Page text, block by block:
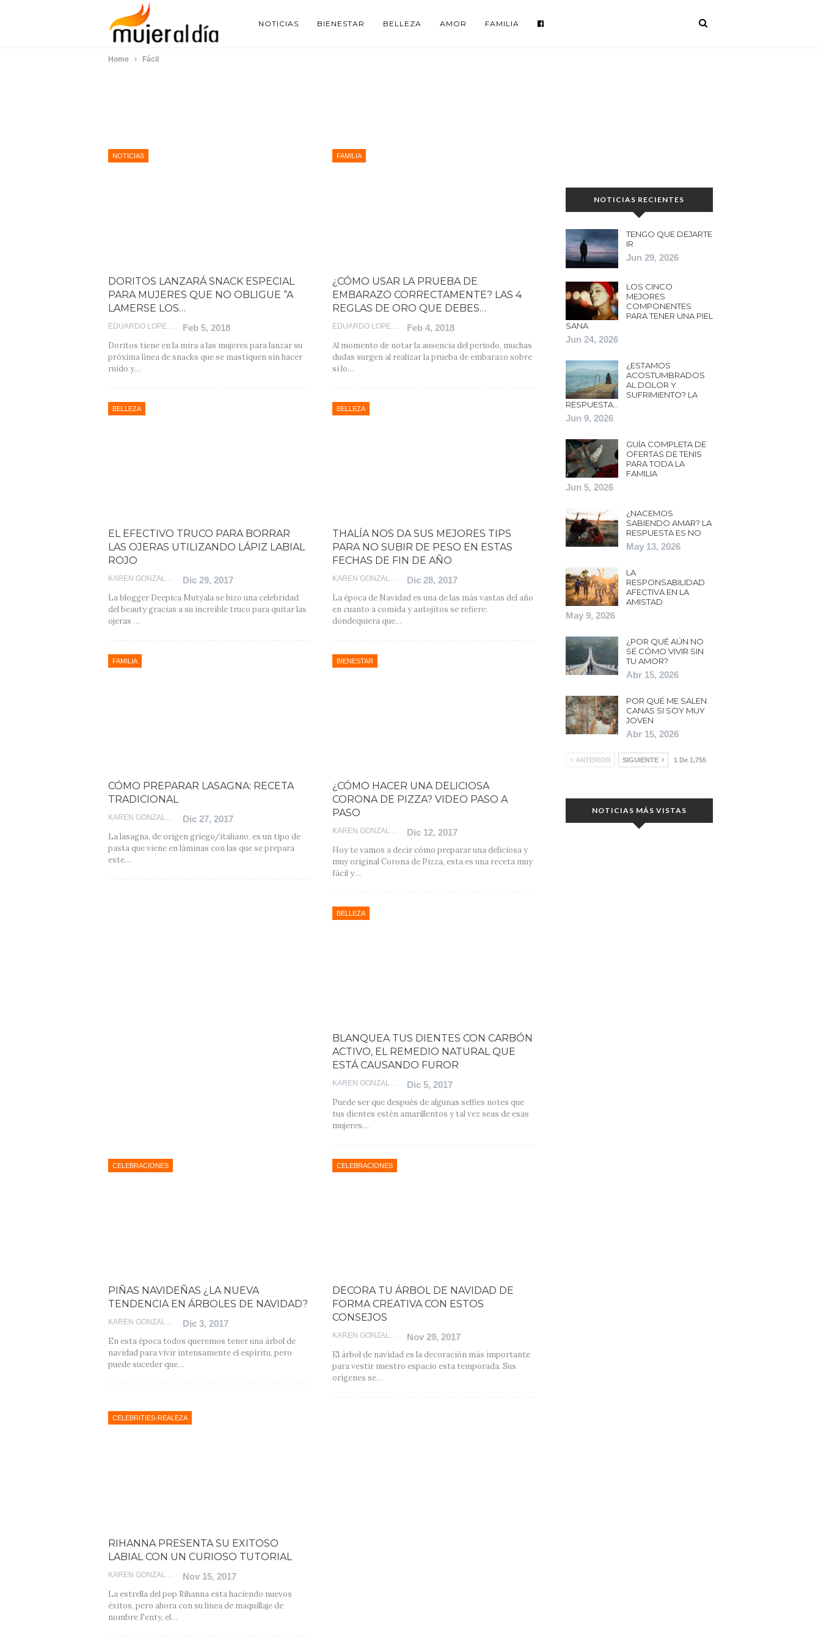
NOTICIAS BIENESTAR BELLEZA AMOR FAMILIA
Home Fácil
NOTICIAS
DORITOS LANZARÁ SNACK ESPECIAL
PARA MUJERES QUE NO OBLIGUE “A
LAMERSE LOS…
Feb 5, 2018
Doritos tiene en la mira a las mujeres para lanzar su
próxima línea de snacks que se mastiquen sin hacer
ruido y…
FAMILIA
¿CÓMO USAR LA PRUEBA DE
EMBARAZO CORRECTAMENTE? LAS 4
REGLAS DE ORO QUE DEBES…
Feb 4, 2018
Al momento de notar la ausencia del periodo, muchas
dudas surgen al realizar la prueba de embarazo sobre
si lo…
BELLEZA
EL EFECTIVO TRUCO PARA BORRAR
LAS OJERAS UTILIZANDO LÁPIZ LABIAL
ROJO
Dic 29, 2017
La blogger Deepica Mutyala se hizo una celebridad
del beauty gracias a su increíble truco para quitar las
ojeras …
BELLEZA
THALÍA NOS DA SUS MEJORES TIPS
PARA NO SUBIR DE PESO EN ESTAS
FECHAS DE FIN DE AÑO
Dic 28, 2017
La época de Navidad es una de las más vastas del año
en cuanto a comida y antojitos se refiere:
dondequiera que…
FAMILIA
CÓMO PREPARAR LASAGNA: RECETA
TRADICIONAL
KAREN GONZALEZ
Dic 27, 2017
La lasagna, de origen griego/italiano, es un tipo de
pasta que viene en láminas con las que se prepara
este…
BIENESTAR
¿CÓMO HACER UNA DELICIOSA
CORONA DE PIZZA? VIDEO PASO A
PASO
KAREN GONZALEZ
Dic 12, 2017
Hoy te vamos a decir cómo preparar una deliciosa y
muy original Corona de Pizza, esta es una receta muy
fácil y…
BELLEZA
BLANQUEA TUS DIENTES CON CARBÓN
ACTIVO, EL REMEDIO NATURAL QUE
ESTÁ CAUSANDO FUROR
KAREN GONZALEZ
Dic 5, 2017
Puede ser que después de algunas selfies notes que
tus dientes estén amarillentos y tal vez seas de esas
mujeres…
CELEBRACIONES
PIÑAS NAVIDEÑAS ¿LA NUEVA
TENDENCIA EN ÁRBOLES DE NAVIDAD?
KAREN GONZALEZ
Dic 3, 2017
En esta época todos queremos tener una árbol de
navidad para vivir intensamente el espíritu, pero
puede suceder que…
CELEBRACIONES
DECORA TU ÁRBOL DE NAVIDAD DE
FORMA CREATIVA CON ESTOS
CONSEJOS
KAREN GONZALEZ
Nov 29, 2017
El árbol de navidad es la decoración más importante
para vestir nuestro espacio esta temporada. Sus
orígenes se…
CELEBRITIES-REALEZA
RIHANNA PRESENTA SU EXITOSO
LABIAL CON UN CURIOSO TUTORIAL
Nov 15, 2017
La estrella del pop Rihanna esta haciendo nuevos
éxitos, pero ahora con su línea de maquillaje de
nombre Fenty, el…
NOTICIAS RECIENTES
TENGO QUE DEJARTE
IR
Jun 29, 2026
LOS CINCO
MEJORES
COMPONENTES
PARA TENER UNA PIEL
SANA
Jun 24, 2026
¿ESTAMOS
ACOSTUMBRADOS
AL DOLOR Y
SUFRIMIENTO? LA
RESPUESTA…
Jun 9, 2026
GUÍA COMPLETA DE
OFERTAS DE TENIS
PARA TODA LA
FAMILIA
Jun 5, 2026
¿NACEMOS
SABIENDO AMAR? LA
RESPUESTA ES NO
May 13, 2026
LA
RESPONSABILIDAD
AFECTIVA EN LA
AMISTAD
May 9, 2026
¿POR QUÉ AÚN NO
SÉ CÓMO VIVIR SIN
TU AMOR?
Abr 15, 2026
POR QUÉ ME SALEN
CANAS SI SOY MUY
JOVEN
Abr 15, 2026
ANTERIOR SIGUIENTE 1 De 1,755
NOTICIAS MÁS VISTAS